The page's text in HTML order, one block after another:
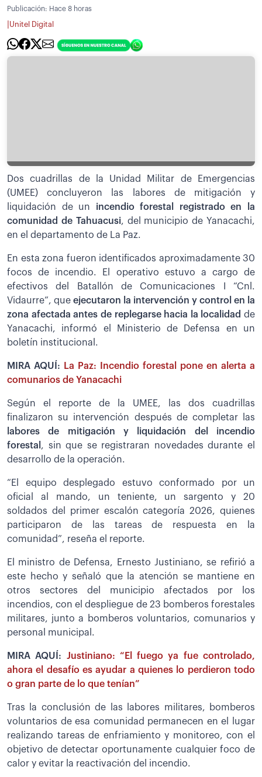
Publicación: Hace 8 horas
Unitel Digital
Dos cuadrillas de la Unidad Militar de Emergencias
(UMEE) concluyeron las labores de mitigación y
liquidación de un incendio forestal registrado en la
comunidad de Tahuacusi, del municipio de Yanacachi,
en el departamento de La Paz.
En esta zona fueron identificados aproximadamente 30
focos de incendio. El operativo estuvo a cargo de
efectivos del Batallón de Comunicaciones I “Cnl.
Vidaurre”, que ejecutaron la intervención y control en la
zona afectada antes de replegarse hacia la localidad de
Yanacachi, informó el Ministerio de Defensa en un
boletín institucional.
MIRA AQUÍ:
La Paz: Incendio forestal pone en alerta a
comunarios de Yanacachi
Según el reporte de la UMEE, las dos cuadrillas
finalizaron su intervención después de completar las
labores de mitigación y liquidación del incendio
forestal , sin que se registraran novedades durante el
desarrollo de la operación.
“El equipo desplegado estuvo conformado por un
oficial al mando, un teniente, un sargento y 20
soldados del primer escalón categoría 2026, quienes
participaron de las tareas de respuesta en la
comunidad”, reseña el reporte.
El ministro de Defensa, Ernesto Justiniano, se refirió a
este hecho y señaló que la atención se mantiene en
otros sectores del municipio afectados por los
incendios, con el despliegue de 23 bomberos forestales
militares, junto a bomberos voluntarios, comunarios y
personal municipal.
MIRA AQUÍ: Justiniano: “El fuego ya fue controlado,
ahora el desafío es ayudar a quienes lo perdieron todo
o gran parte de lo que tenían”
Tras la conclusión de las labores militares, bomberos
voluntarios de esa comunidad permanecen en el lugar
realizando tareas de enfriamiento y monitoreo, con el
objetivo de detectar oportunamente cualquier foco de
calor y evitar la reactivación del incendio.